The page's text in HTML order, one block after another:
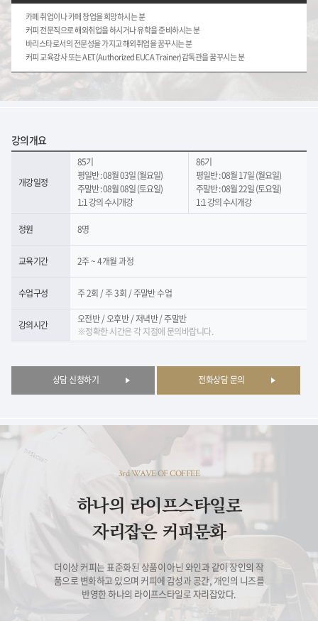
카페 취업이나 카페 창업을 희망하시는 분
커피 전문직으로 해외취업을 하시거나 유학을 준비하시는 분
바리스타로서의 전문성을 가지고 해외취업을 꿈꾸시는 분
커피 교육강사 또는 AET(Authorized EUCA Trainer)감독관을 꿈꾸시는 분
강의개요
개강일정
85기
평일반 : 08월 03일 (월요일)
주말반 : 08월 08일 (토요일)
1:1 강의 수시개강
86기
평일반 : 08월 17일 (월요일)
주말반 : 08월 22일 (토요일)
1:1 강의 수시개강
정원 8명
교육기간 2주 ~ 4개월 과정
수업구성 주 2회 / 주 3회 / 주말반 수업
강의시간
오전반 / 오후반 / 저녁반 / 주말반
※정확한 시간은 각 지점에 문의바랍니다.
상담 신청하기 전화상담 문의
3rd WAVE OF COFFEE
하나의 라이프스타일로
자리잡은 커피문화
더이상 커피는 표준화된 상품이 아닌 와인과 같이 장인의 작
품으로 변화하고 있으며 커피에 감성과 공간, 개인의 니즈를
반영한 하나의 라이프스타일로 자리잡았다.